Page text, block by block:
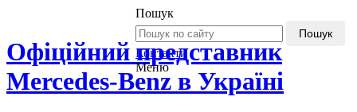
Офіційний представник
Mercedes-Benz в Україні
Пошук
Пошук
Контакти
Меню